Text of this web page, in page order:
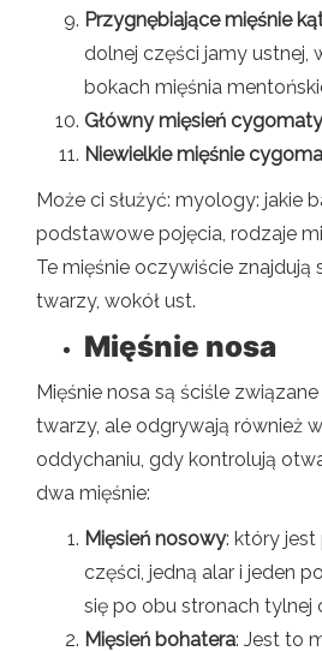
Przygnębiające mięśnie
dolnej części jamy ustnej,
bokach mięśnia
Główny mięsień
Niewielkie mięśnie
Może ci służyć: myology: jakie
podstawowe pojęcia, rodzaje
Te mięśnie oczywiście znajdują
twarzy, wokół ust.
Mięśnie nosa
Mięśnie nosa są ściśle
twarzy, ale odgrywają również
oddychaniu, gdy kontrolują
dwa mięśnie:
Mięsień nosowy: który
części, jedną alar i jeden
się po obu stronach tylnej
Mięsień bohatera: Jest to